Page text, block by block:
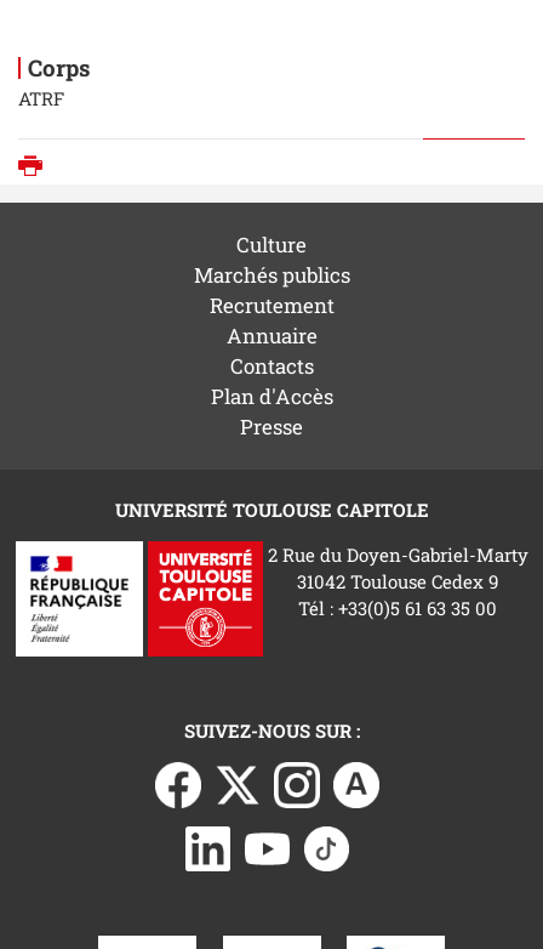
Corps
ATRF
Culture
Marchés publics
Recrutement
Annuaire
Contacts
Plan d'Accès
Presse
UNIVERSITÉ TOULOUSE CAPITOLE
2 Rue du Doyen-Gabriel-Marty
31042 Toulouse Cedex 9
Tél : +33(0)5 61 63 35 00
SUIVEZ-NOUS SUR :